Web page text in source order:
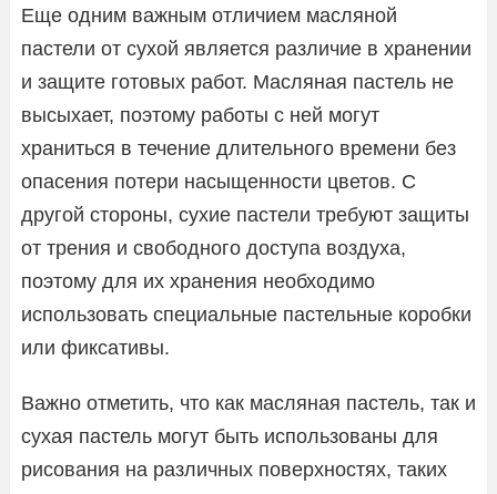
Еще одним важным отличием масляной
пастели от сухой является различие в хранении
и защите готовых работ. Масляная пастель не
высыхает, поэтому работы с ней могут
храниться в течение длительного времени без
опасения потери насыщенности цветов. С
другой стороны, сухие пастели требуют защиты
от трения и свободного доступа воздуха,
поэтому для их хранения необходимо
использовать специальные пастельные коробки
или фиксативы.
Важно отметить, что как масляная пастель, так и
сухая пастель могут быть использованы для
рисования на различных поверхностях, таких